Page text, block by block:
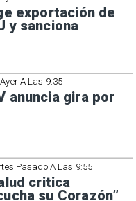
exportación de
y sanciona
Ayer A Las 9:35
anuncia gira por
Pasado A Las 9:55
critica
su Corazón”